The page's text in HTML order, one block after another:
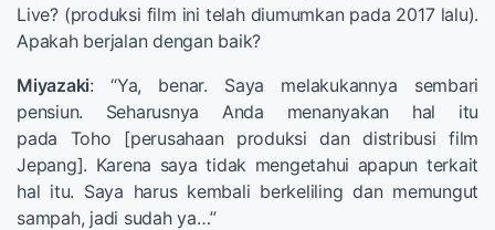
Live? (produksi film ini telah diumumkan pada 2017 lalu).
Apakah berjalan dengan baik?
Miyazaki: “Ya, benar. Saya melakukannya sembari
pensiun. Seharusnya Anda menanyakan hal itu
pada Toho [perusahaan produksi dan distribusi film
Jepang]. Karena saya tidak mengetahui apapun terkait
hal itu. Saya harus kembali berkeliling dan memungut
sampah, jadi sudah ya…”